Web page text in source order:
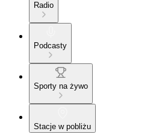
Radio
Podcasty
Sporty na żywo
Stacje w pobliżu